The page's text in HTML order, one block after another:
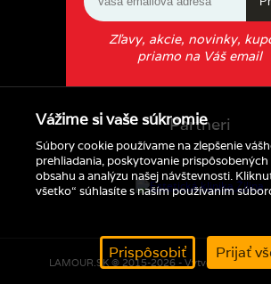
Vážime si vaše súkromie
Súbory cookie používame na zlepšenie
prehliadania, poskytovanie
obsahu a analýzu našej návštevnosti.
všetko“ súhlasíte s naším používaním
Prispôsobiť Prijať
Zľavy, akcie, novinky,
priamo na Váš email
Partneri
LAMOUR.SK © 2015-2026 - Vytvorené s